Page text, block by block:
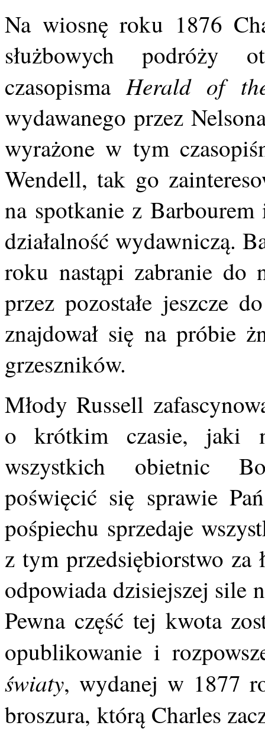
Na wiosnę roku 1876
służbowych podróży
czasopismaHerald of
wydawanego przez
wyrażone w tym
Wendell, tak go
na spotkanie z Barbourem
działalność wydawniczą.
roku nastąpi zabranie do
przez pozostałe jeszcze
znajdował się na próbie
grzeszników.
Młody Russell
o krótkim czasie, jaki
wszystkich obietnic
poświęcić się sprawie
pośpiechu sprzedaje
z tym przedsiębiorstwo za
odpowiada dzisiejszej sile
Pewna część tej kwota
opublikowanie i
światy, wydanej w 1877
broszura, którą Charles